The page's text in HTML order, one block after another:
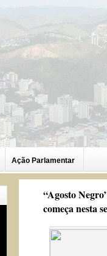
Ação Parlamentar
“Agosto
começa nesta